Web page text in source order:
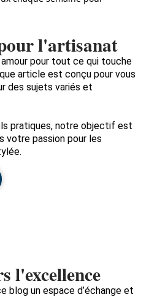
l'artisanat
pour tout ce qui touche
article est conçu pour vous
des sujets variés et
pratiques, notre objectif est
votre passion pour les
l'excellence
blog un espace d’échange et